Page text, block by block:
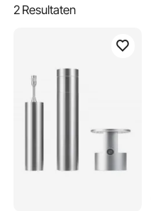
2 Resultaten